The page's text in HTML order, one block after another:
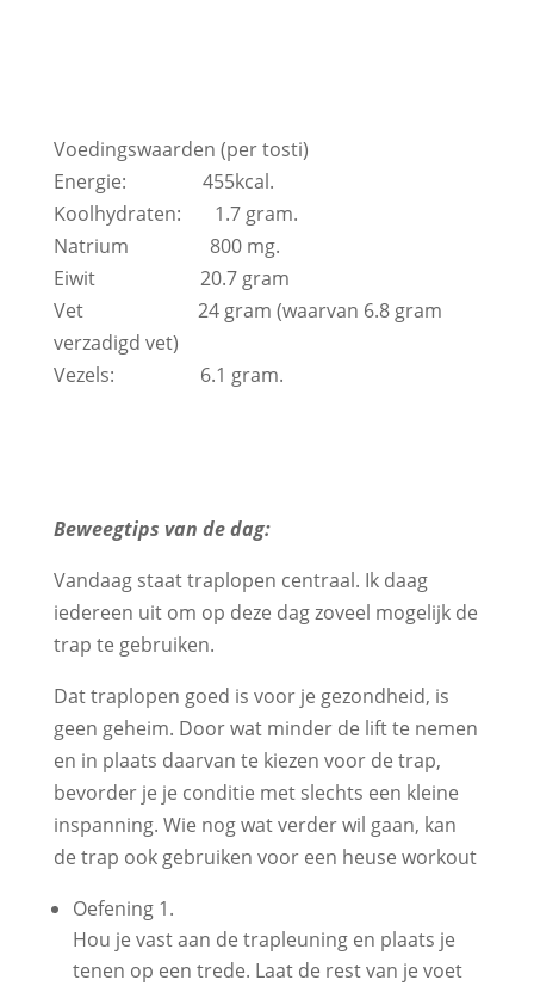
Voedingswaarden (per tosti)
Energie: 455kcal.
Koolhydraten: 1.7 gram.
Natrium 800 mg.
Eiwit 20.7 gram
Vet 24 gram (waarvan 6.8 gram
verzadigd vet)
Vezels: 6.1 gram.
Beweegtips van de dag:
Vandaag staat traplopen centraal. Ik daag
iedereen uit om op deze dag zoveel mogelijk de
trap te gebruiken.
Dat traplopen goed is voor je gezondheid, is
geen geheim. Door wat minder de lift te nemen
en in plaats daarvan te kiezen voor de trap,
bevorder je je conditie met slechts een kleine
inspanning. Wie nog wat verder wil gaan, kan
de trap ook gebruiken voor een heuse workout
Oefening 1.
Hou je vast aan de trapleuning en plaats je
tenen op een trede. Laat de rest van je voet